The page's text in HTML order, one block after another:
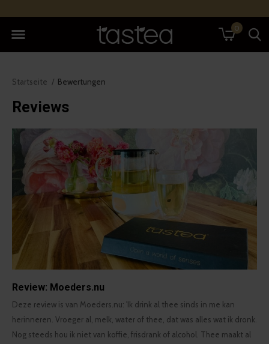
0
Startseite Bewertungen
Reviews
Review: Moeders.nu
Deze review is van Moeders.nu: 'Ik drink al thee sinds in me kan
herinneren. Vroeger al, melk, water of thee, dat was alles wat ik dronk.
Nog steeds hou ik niet van koffie, frisdrank of alcohol. Thee maakt al